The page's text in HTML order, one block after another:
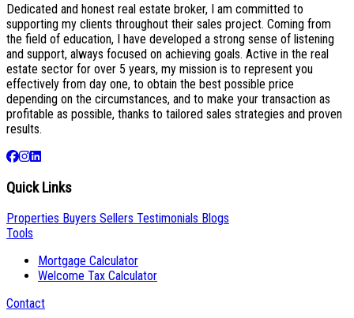
Dedicated and honest real estate broker, I am committed to
supporting my clients throughout their sales project. Coming from
the field of education, I have developed a strong sense of listening
and support, always focused on achieving goals. Active in the real
estate sector for over 5 years, my mission is to represent you
effectively from day one, to obtain the best possible price
depending on the circumstances, and to make your transaction as
profitable as possible, thanks to tailored sales strategies and proven
results.
Quick Links
Properties Buyers Sellers Testimonials Blogs
Tools
Mortgage Calculator
Welcome Tax Calculator
Contact